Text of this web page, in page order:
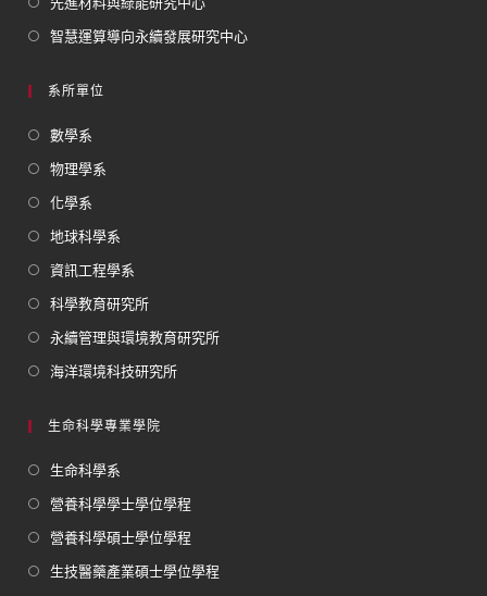
智慧運算導向永續發展研究中心
系所單位
數學系
物理學系
化學系
地球科學系
資訊工程學系
科學教育研究所
永續管理與環境教育研究所
海洋環境科技研究所
生命科學專業學院
生命科學系
營養科學學士學位學程
營養科學碩士學位學程
生技醫藥產業碩士學位學程